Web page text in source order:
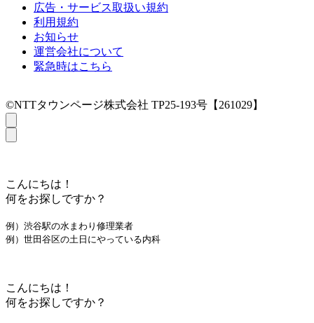
広告・サービス取扱い規約
利用規約
お知らせ
運営会社について
緊急時はこちら
©NTTタウンページ株式会社 TP25-193号【261029】
こんにちは！
何をお探しですか？
例）渋谷駅の水まわり修理業者
例）世田谷区の土日にやっている内科
こんにちは！
何をお探しですか？